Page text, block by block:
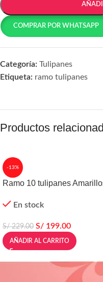
COMPRAR POR WHATSAPP
Categoría: Tulipanes
Etiqueta: ramo tulipanes
Productos
-13%
Ramo 10 tulipanes
En stock
S/229.00 S/ 199.00
AÑADIR AL CARRITO